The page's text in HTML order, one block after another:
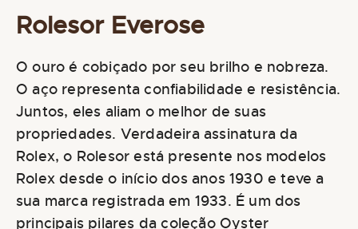
Rolesor Everose
O ouro é cobiçado por seu brilho e nobreza.
O aço representa confiabilidade e resistência.
Juntos, eles aliam o melhor de suas
propriedades. Verdadeira assinatura da
Rolex, o Rolesor está presente nos modelos
Rolex desde o início dos anos 1930 e teve a
sua marca registrada em 1933. É um dos
principais pilares da coleção Oyster